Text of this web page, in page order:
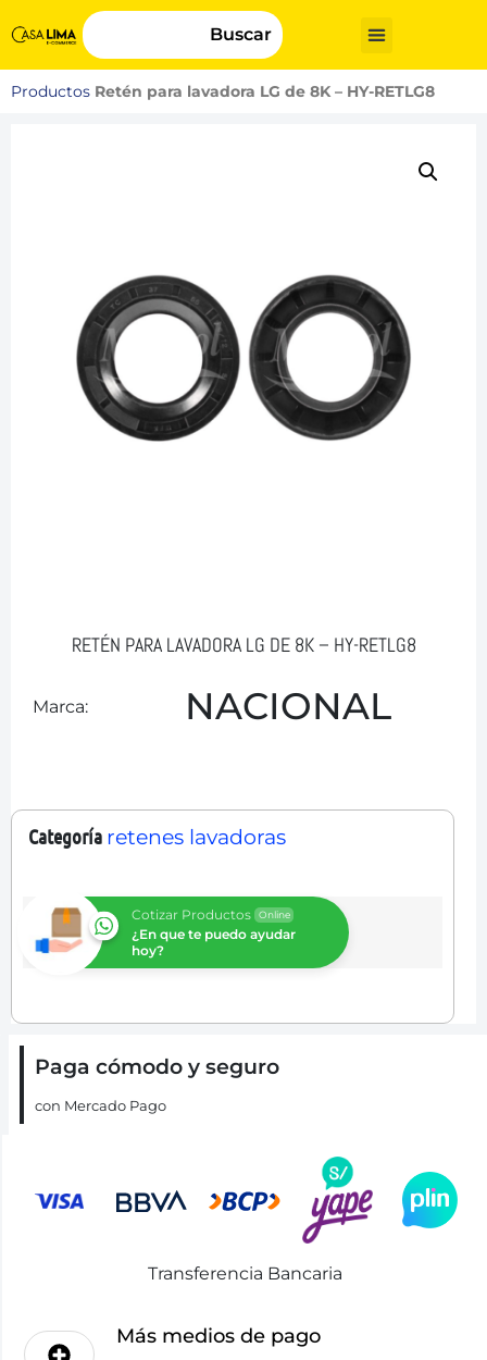
Buscar
Productos Retén para lavadora LG de 8K – HY-RETLG8
RETÉN PARA LAVADORA LG DE 8K – HY-RETLG8
Marca: NACIONAL
Categoría retenes lavadoras
Cotizar Productos Online
¿En que te puedo ayudar
hoy?
Paga cómodo y seguro
con Mercado Pago
Transferencia Bancaria
Más medios de pago